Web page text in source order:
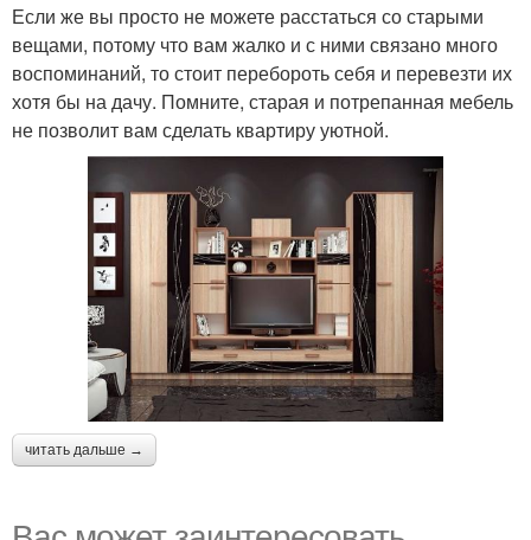
Если же вы просто не можете расстаться со старыми
вещами, потому что вам жалко и с ними связано много
воспоминаний, то стоит перебороть себя и перевезти их
хотя бы на дачу. Помните, старая и потрепанная мебель
не позволит вам сделать квартиру уютной.
читать дальше →